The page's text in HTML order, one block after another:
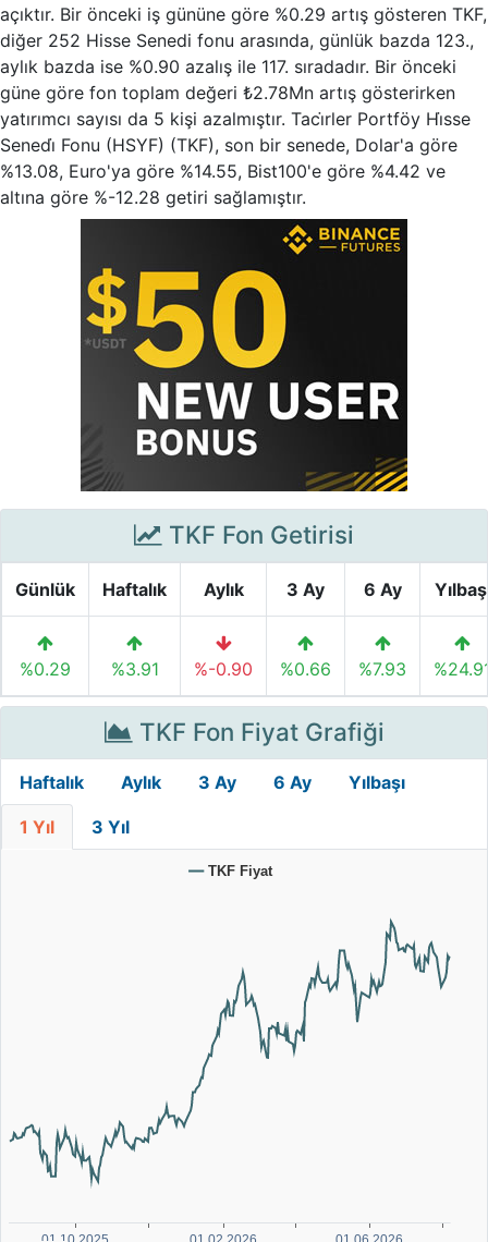
açıktır. Bir önceki iş gününe göre %0.29 artış gösteren TKF,
diğer 252 Hisse Senedi fonu arasında, günlük bazda 123.,
aylık bazda ise %0.90 azalış ile 117. sıradadır. Bir önceki
güne göre fon toplam değeri ₺2.78Mn artış gösterirken
yatırımcı sayısı da 5 kişi azalmıştır. Taci̇rler Portföy Hi̇sse
Senedi̇ Fonu (HSYF) (TKF), son bir senede, Dolar'a göre
%13.08, Euro'ya göre %14.55, Bist100'e göre %4.42 ve
altına göre %-12.28 getiri sağlamıştır.
TKF Fon Getirisi
Günlük Haftalık Aylık 3 Ay 6 Ay
%0.29 %3.91 %-0.90 %0.66 %7.93
TKF Fon Fiyat Grafiği
Haftalık Aylık 3 Ay 6 Ay Yılbaşı
1 Yıl 3 Yıl